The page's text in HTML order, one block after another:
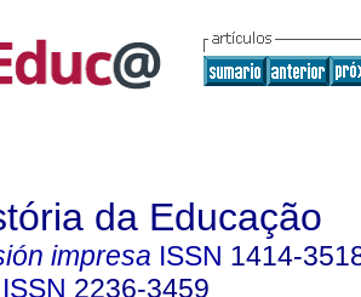
da Educação
impresa ISSN 1414-
ISSN 2236-3459